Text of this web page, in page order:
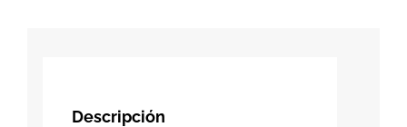
Descripción